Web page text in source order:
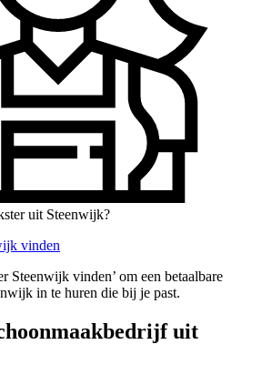
uit Steenwijk?
vinden
Steenwijk vinden’ om een betaalbare
in te huren die bij je past.
uit